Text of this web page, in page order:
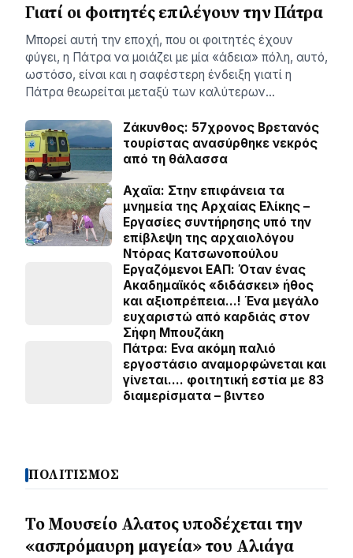
Γιατί οι φοιτητές επιλέγουν την Πάτρα
Μπορεί αυτή την εποχή, που οι φοιτητές έχουν
φύγει, η Πάτρα να μοιάζει με μία «άδεια» πόλη, αυτό,
ωστόσο, είναι και η σαφέστερη ένδειξη γιατί η
Πάτρα θεωρείται μεταξύ των καλύτερων…
Ζάκυνθος: 57χρονος Βρετανός
τουρίστας ανασύρθηκε νεκρός
από τη θάλασσα
Αχαϊα: Στην επιφάνεια τα
μνημεία της Αρχαίας Ελίκης –
Εργασίες συντήρησης υπό την
επίβλεψη της αρχαιολόγου
Ντόρας Κατσωνοπούλου
Εργαζόμενοι ΕΑΠ: Όταν ένας
Ακαδημαϊκός «διδάσκει» ήθος
και αξιοπρέπεια…! Ένα μεγάλο
ευχαριστώ από καρδιάς στον
Σήφη Μπουζάκη
Πάτρα: Ενα ακόμη παλιό
εργοστάσιο αναμορφώνεται και
γίνεται…. φοιτητική εστία με 83
διαμερίσματα – βιντεο
ΠΟΛΙΤΙΣΜΟΣ
Το Μουσείο Αλατος υποδέχεται την
«ασπρόμαυρη μαγεία» του Αλιάγα